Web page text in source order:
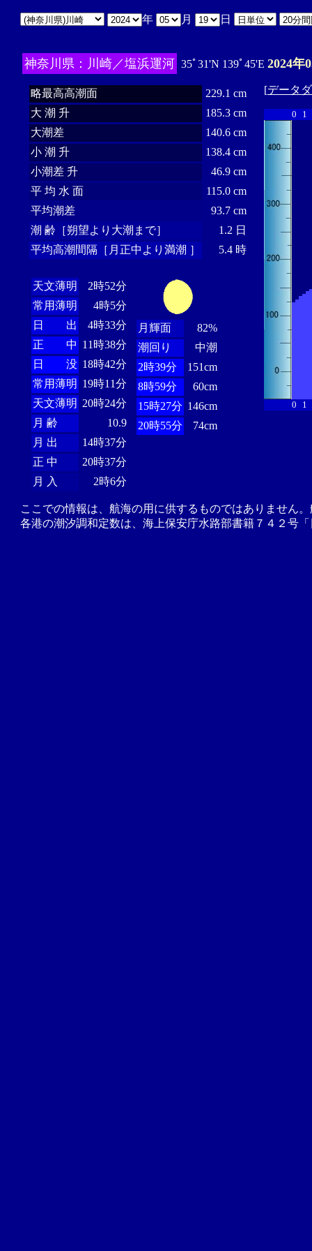
年 月 日
神奈川県：川崎／塩浜運河 35ﾟ31'N 139ﾟ45'E 2024年
略最高高潮面
229.1 cm
大 潮 升
185.3 cm
大潮差
140.6 cm
小 潮 升
138.4 cm
小潮差 升
46.9 cm
平 均 水 面
115.0 cm
平均潮差
93.7 cm
潮 齢［朔望より大潮まで］
1.2 日
平均高潮間隔［月正中より満潮 ］
5.4 時
天文薄明
2時52分
常用薄明
4時5分
日 出
4時33分
正 中 11時38分
日 没 18時42分
常用薄明 19時11分
天文薄明 20時24分
月 齢
10.9
月 出
14時37分
正 中
20時37分
月 入
2時6分
月輝面
82%
潮回り
中潮
2時39分
151cm
8時59分
60cm
15時27分 146cm
20時55分
74cm
[データ
0 1
0 1
ここでの情報は、航海の用に供するものではありません
各港の潮汐調和定数は、海上保安庁水路部書籍７４２号